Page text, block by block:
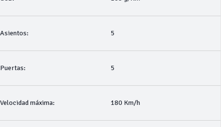
Asientos: 5
Puertas: 5
Velocidad máxima: 180 Km/h